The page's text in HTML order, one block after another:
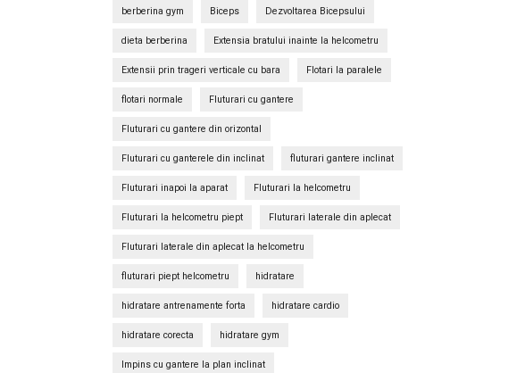
berberina gym Biceps Dezvoltarea Bicepsului
dieta berberina Extensia bratului inainte la helcometru
Extensii prin trageri verticale cu bara Flotari la paralele
flotari normale Fluturari cu gantere
Fluturari cu gantere din orizontal
Fluturari cu ganterele din inclinat fluturari gantere inclinat
Fluturari inapoi la aparat Fluturari la helcometru
Fluturari la helcometru piept Fluturari laterale din aplecat
Fluturari laterale din aplecat la helcometru
fluturari piept helcometru hidratare
hidratare antrenamente forta hidratare cardio
hidratare corecta hidratare gym
Impins cu gantere la plan inclinat